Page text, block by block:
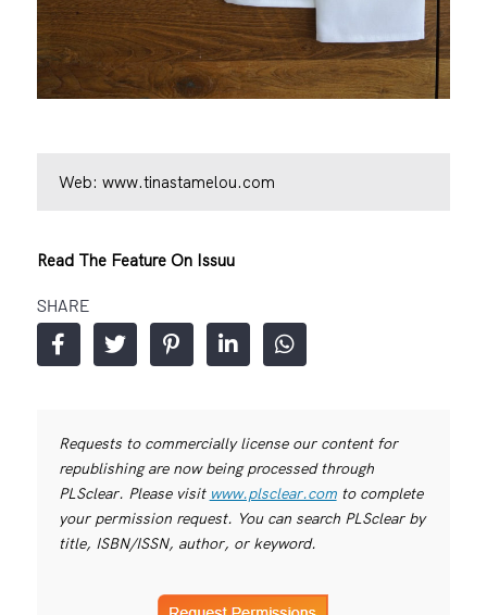
Web: www.tinastamelou.com
Read The Feature On Issuu
SHARE
Requests to commercially license our content for
republishing are now being processed through
PLSclear. Please visit www.plsclear.comto complete
your permission request. You can search PLSclear by
title, ISBN/ISSN, author, or keyword.